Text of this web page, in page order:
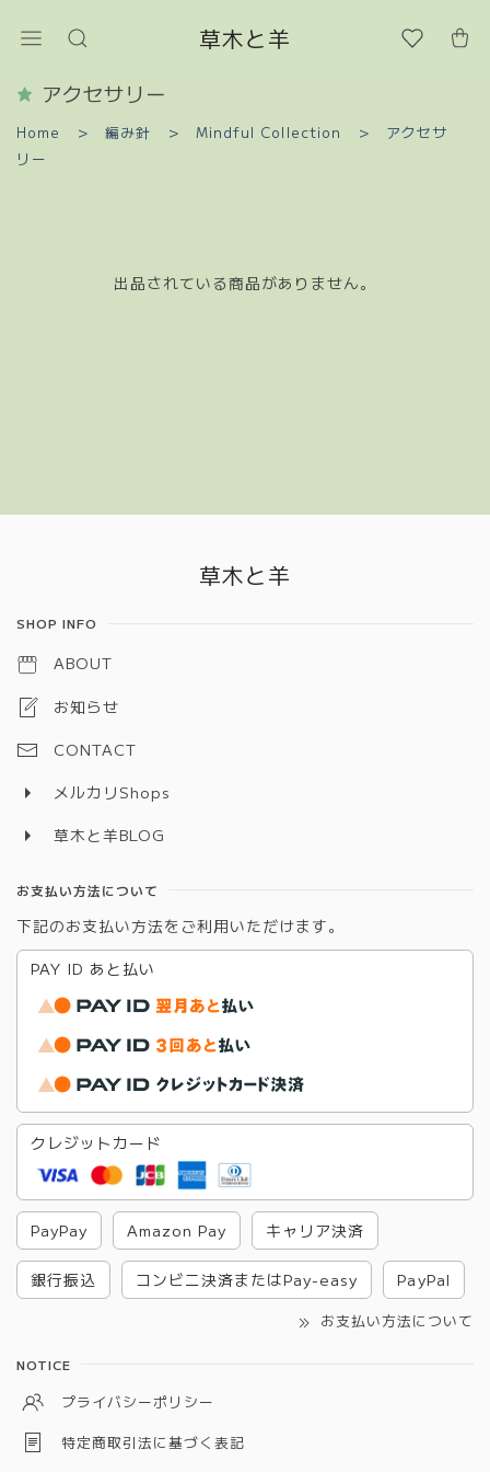
草木と羊
アクセサリー
Home 編み針 Mindful Collection
アクセサ
リー
出品されている商品がありません。
草木と羊
SHOP INFO
ABOUT
お知らせ
CONTACT
メルカリShops
草木と羊BLOG
お支払い方法について
下記のお支払い方法をご利用いただけます。
PAY ID あと払い
クレジットカード
PayPay Amazon Pay キャリア決済
銀行振込 コンビニ決済またはPay-easy PayPal
お支払い方法について
NOTICE
プライバシーポリシー
特定商取引法に基づく表記